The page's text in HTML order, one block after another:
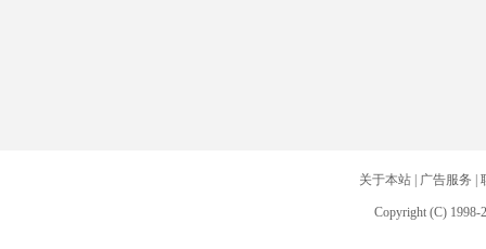
关于本站| 广告服务
Copyright (C) 1998-